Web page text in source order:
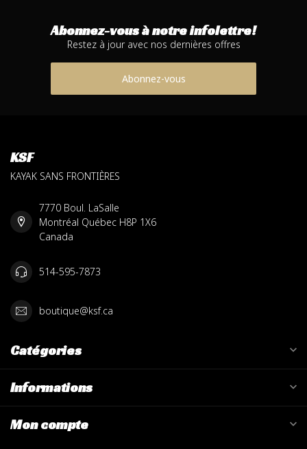
Abonnez-vous à notre infolettre!
Restez à jour avec nos dernières offres
Abonnez-vous
KSF
KAYAK SANS FRONTIÈRES
7770 Boul. LaSalle
Montréal Québec H8P 1X6
Canada
514-595-7873
boutique@ksf.ca
Catégories
Informations
Mon compte